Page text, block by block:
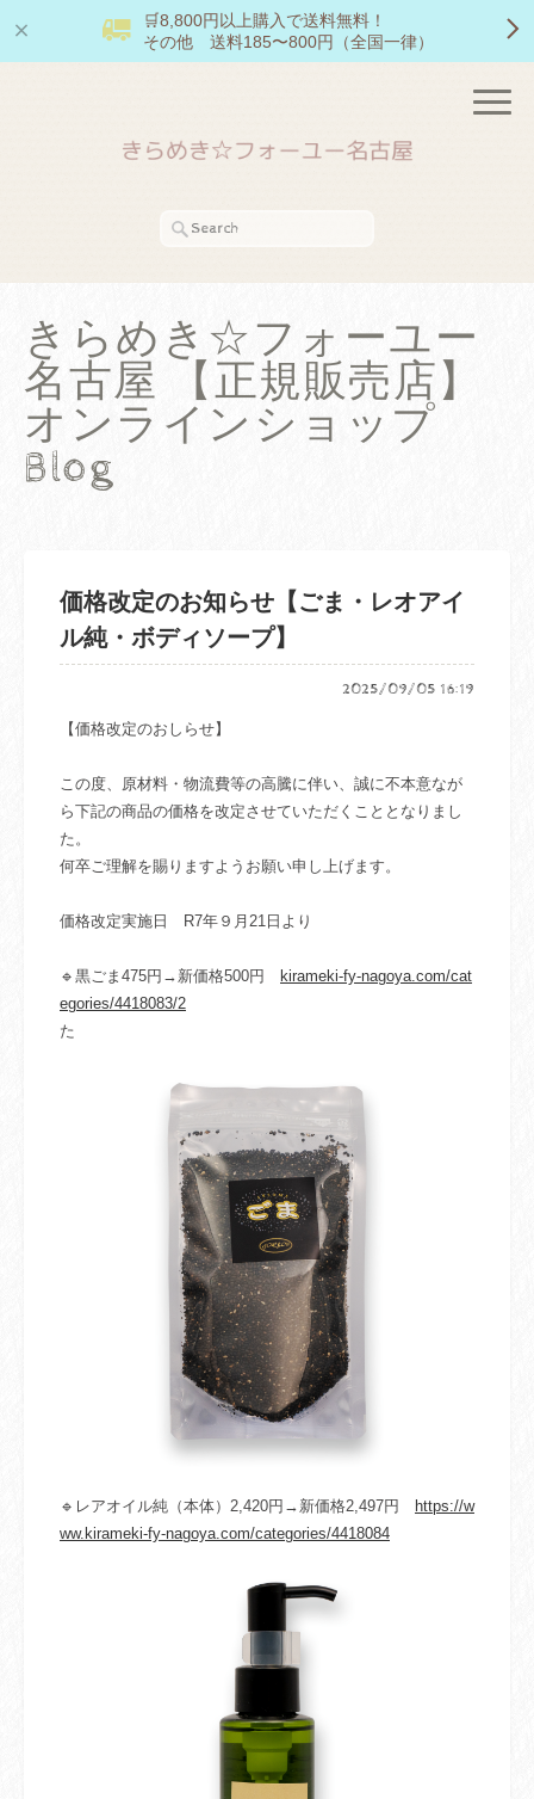
🛒8,800円以上購入で送料無料！
その他 送料185〜800円（全国一律）
きらめき☆フォーユー
名古屋 【正規販売店】
オンラインショップ
Blog
価格改定のお知らせ【ごま・レオアイ
ル純・ボディソープ】
2025/09/05 16:19
【価格改定のおしらせ】
この度、原材料・物流費等の高騰に伴い、誠に不本意なが
ら下記の商品の価格を改定させていただくこととなりまし
た。
何卒ご理解を賜りますようお願い申し上げます。
価格改定実施日 R7年９月21日より
🔹黒ごま475円→新価格500円
kirameki-fy-nagoya.com/cat
egories/4418083/2
た
🔹レアオイル純（本体）2,420円→新価格2,497円
https://w
ww.kirameki-fy-nagoya.com/categories/4418084